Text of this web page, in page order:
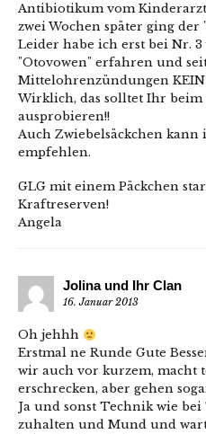
Antibiotikum vom
zwei Wochen später ging der
Leider habe ich erst bei Nr.
"Otovowen" erfahren und
Mittelohrenzündungen KEIN
Wirklich, das solltet Ihr
ausprobieren!!
Auch Zwiebelsäckchen kann
empfehlen.
GLG mit einem Päckchen
Kraftreserven!
Angela
Jolina und Ihr Clan
16. Januar 2013
Oh jehhh
Erstmal ne Runde Gute
wir auch vor kurzem, macht
erschrecken, aber gehen
Ja und sonst Technik wie
zuhalten und Mund und